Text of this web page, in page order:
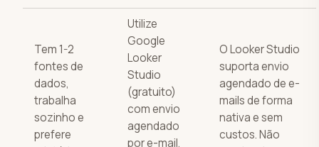
Tem 1-2
fontes de
dados,
trabalha
sozinho e
prefere
Utilize
Google
Looker
Studio
(gratuito)
com envio
agendado
por e-mail.
O Looker Studio
suporta envio
agendado de e-
mails de forma
nativa e sem
custos. Não